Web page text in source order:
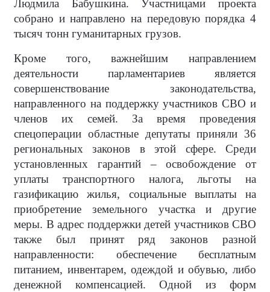
Людмила Бабушкина. Участницами проекта
собрано и направлено на передовую порядка 4
тысяч тонн гуманитарных грузов.
Кроме того, важнейшим направлением
деятельности парламентариев является
совершенствование законодательства,
направленного на поддержку участников СВО и
членов их семей. За время проведения
спецоперации областные депутаты приняли 36
региональных законов в этой сфере. Среди
установленных гарантий – освобождение от
уплаты транспортного налога, льготы на
газификацию жилья, социальные выплаты на
приобретение земельного участка и другие
меры. В адрес поддержки детей участников СВО
также был принят ряд законов разной
направленности: обеспечение бесплатным
питанием, инвентарем, одеждой и обувью, либо
денежной компенсацией. Одной из форм